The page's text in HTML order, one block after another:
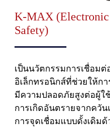
K-MAX
Safety)
เป็นนวัตกรรมการเชื่อม
อิเล็กทรอนิกส์ที่ช่วยให้ก
มีความปลอดภัยสูงต่อผู้ใ
การเกิดอันตรายจากควัน
การจุดเชื่อมแบบดั้งเดิมด้